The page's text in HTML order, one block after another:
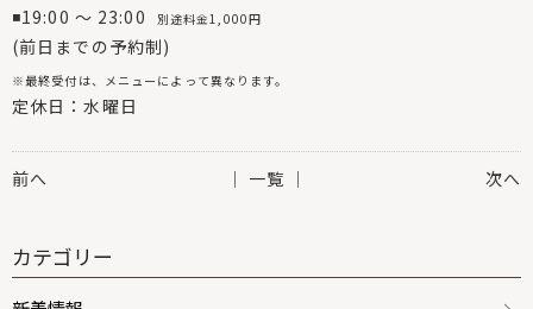
◾19:00 〜 23:00
別途料金1,000円
(前日までの予約制)
※最終受付は、メニューによって異なります。
定休日：水曜日
前へ 次へ
│ 一覧 │
カテゴリー